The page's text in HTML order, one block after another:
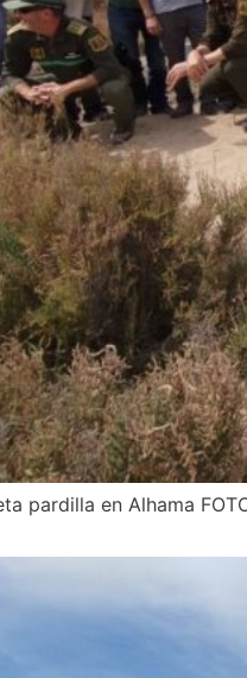
pardilla en Alhama